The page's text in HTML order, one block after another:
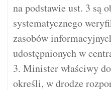
na podstawie ust. 3 są
systematycznego
zasobów
udostępnionych w
3. Minister właściwy
określi, w drodze